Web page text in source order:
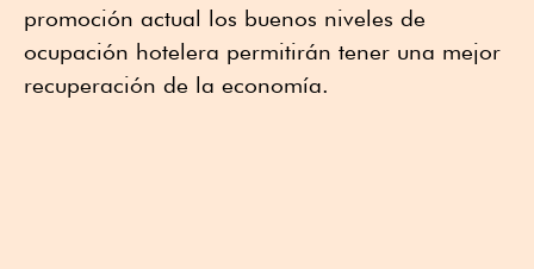
promoción actual los buenos niveles de
ocupación hotelera permitirán tener una mejor
recuperación de la economía.